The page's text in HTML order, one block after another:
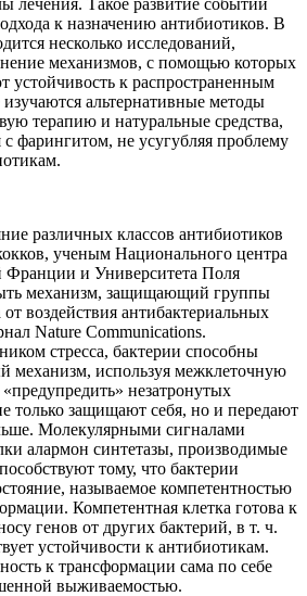
к назначению антибиотиков. В
несколько исследований,
механизмов, с помощью которых
устойчивость к распространенным
альтернативные методы
терапию и натуральные средства,
фарингитом, не усугубляя проблему
различных классов антибиотиков
ученым Национального центра
Франции и Университета Поля
механизм, защищающий группы
от воздействия антибактериальных
Nature Communications.
стресса, бактерии способны
механизм, используя межклеточную
незатронутых
только защищают себя, но и передают
Молекулярными сигналами
алармон синтетазы, производимые
тому, что бактерии
называемое компетентностью
Компетентная клетка готова к
генов от других бактерий, в т. ч.
устойчивости к антибиотикам.
к трансформации сама по себе
выживаемостью.